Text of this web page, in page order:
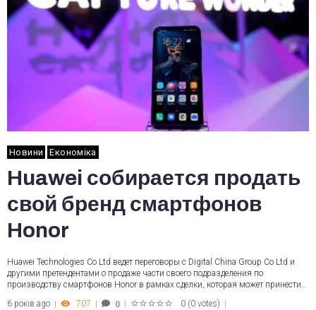
Новини Економіка
Huawei собирается продать
свой бренд смартфонов
Honor
Huawei Technologies Co Ltd ведет переговоры с Digital China Group Co Ltd и
другими претендентами о продаже части своего подразделения по
производству смартфонов Honor в рамках сделки, которая может принести…
6 років ago
707 0 0 (0 votes)